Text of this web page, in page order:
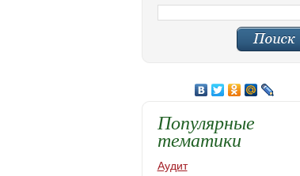
Популярные
тематики
Аудит